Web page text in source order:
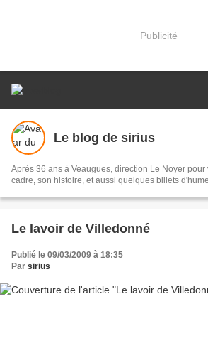
Publicité
Le blog de sirius
Après 36 ans à Veaugues, direction Le Noyer
cadre, son histoire, et aussi quelques billets
Le lavoir de Villedonné
Publié le 09/03/2009 à 18:35
Par sirius